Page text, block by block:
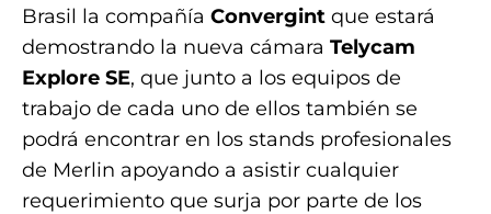
Brasil la compañía Convergint que estará
demostrando la nueva cámara Telycam
Explore SE, que junto a los equipos de
trabajo de cada uno de ellos también se
podrá encontrar en los stands profesionales
de Merlin apoyando a asistir cualquier
requerimiento que surja por parte de los